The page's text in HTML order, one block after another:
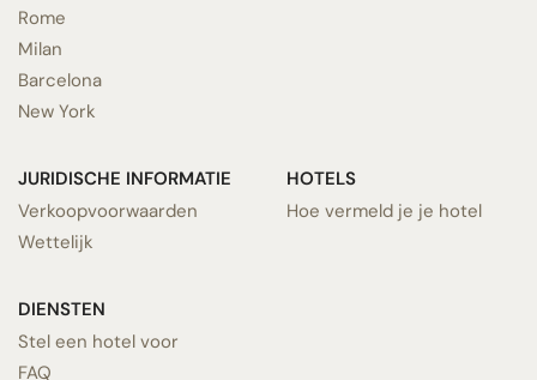
Rome
Milan
Barcelona
New York
JURIDISCHE INFORMATIE
Verkoopvoorwaarden
Wettelijk
DIENSTEN
Stel een hotel voor
FAQ
HOTELS
Hoe vermeld je je hotel